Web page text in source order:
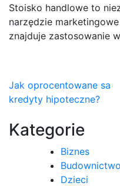
Stoisko handlowe to
narzędzie
znajduje zastosowanie
Nawigacja
wpisu
Jak oprocentowane sa
kredyty hipoteczne?
Kategorie
Biznes
Budownictwo
Dzieci